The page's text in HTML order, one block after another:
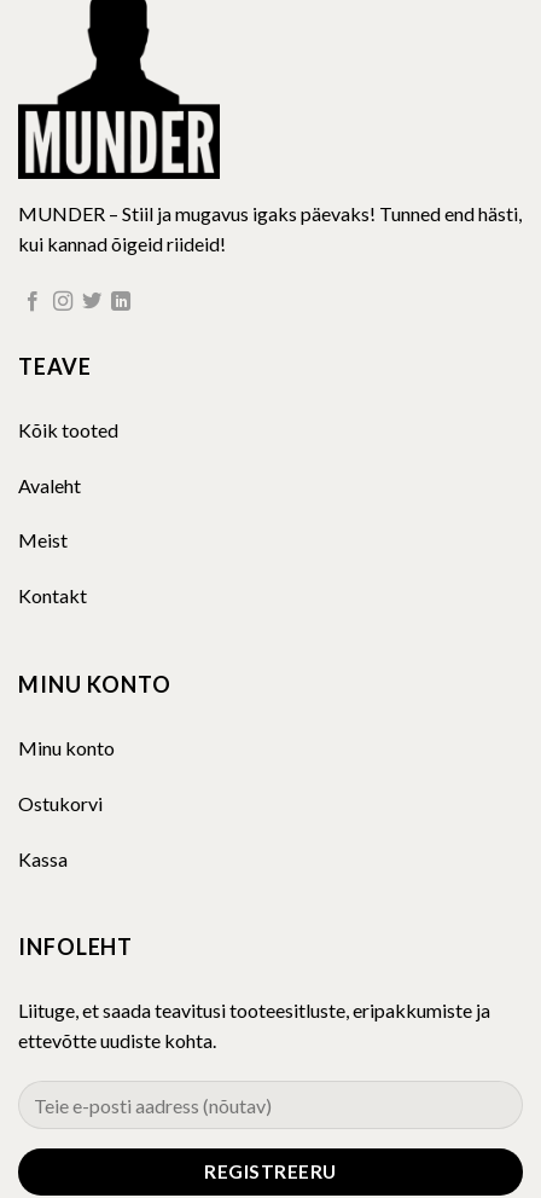
chosen
on
the
product
page
MUNDER – Stiil ja mugavus igaks päevaks! Tunned end hästi,
kui kannad õigeid riideid!
TEAVE
Kõik tooted
Avaleht
Meist
Kontakt
MINU KONTO
Minu konto
Ostukorvi
Kassa
INFOLEHT
Liituge, et saada teavitusi tooteesitluste, eripakkumiste ja
ettevõtte uudiste kohta.